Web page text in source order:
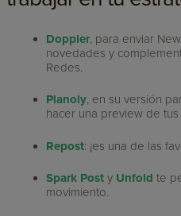
Doppler, para enviar
novedades y
Redes.
Planoly, en su versión
hacer una preview de
Repost: ¡es una de las
Spark Post y Unfold te
movimiento.